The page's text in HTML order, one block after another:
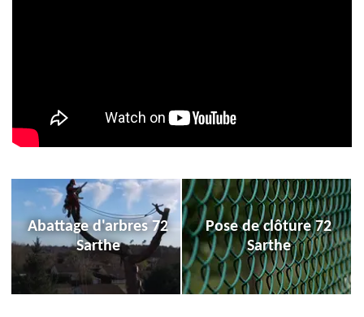
Abattage d'arbres 72
Sarthe
Pose de clôture 72
Sarthe